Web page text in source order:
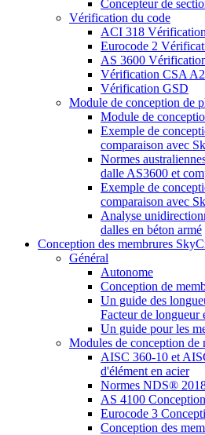
Concepteur de
Vérification du code
ACI 318
Eurocode 2
AS 3600
Vérification CSA
Vérification GSD
Module de conception de
Module de
Exemple de
comparaison avec
Normes
dalle AS3600 et
Exemple de
comparaison avec
Analyse
dalles en béton armé
Conception des membrures
Général
Autonome
Conception de
Un guide des
Facteur de
Un guide pour les
Modules de conception de
AISC 360-10 et
d'élément en acier
Normes NDS®
AS 4100
Eurocode 3
Conception des